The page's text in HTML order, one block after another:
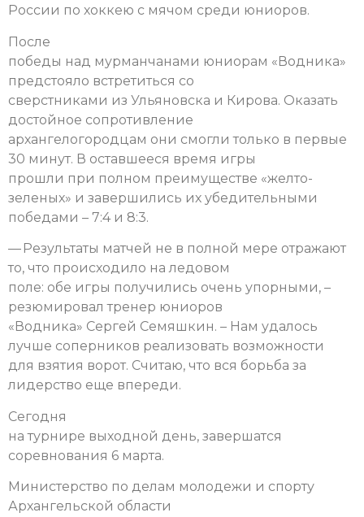
России по хоккею с мячом среди юниоров.
После
победы над мурманчанами юниорам «Водника»
предстояло встретиться со
сверстниками из Ульяновска и Кирова. Оказать
достойное сопротивление
архангелогородцам они смогли только в первые
30 минут. В оставшееся время игры
прошли при полном преимуществе «желто-
зеленых» и завершились их убедительными
победами – 7:4 и 8:3.
— Результаты матчей не в полной мере отражают
то, что происходило на ледовом
поле: обе игры получились очень упорными, –
резюмировал тренер юниоров
«Водника» Сергей Семяшкин. – Нам удалось
лучше соперников реализовать возможности
для взятия ворот. Считаю, что вся борьба за
лидерство еще впереди.
Сегодня
на турнире выходной день, завершатся
соревнования 6 марта.
Министерство по делам молодежи и спорту
Архангельской области